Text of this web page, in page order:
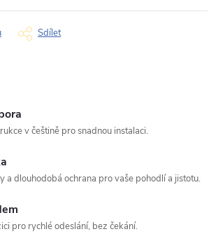
souhlasíte sezpracováním osobních údajů
Sdílet
v češtině pro snadnou instalaci.
a dlouhodobá ochrana pro vaše pohodlí a jistotu.
pro rychlé odeslání, bez čekání.